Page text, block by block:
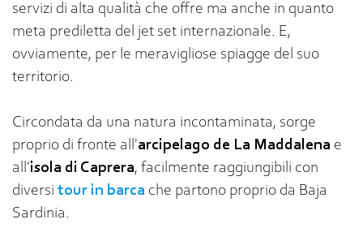
servizi di alta qualità che offre ma anche in quanto
meta prediletta del jet set internazionale. E,
ovviamente, per le meravigliose spiagge del suo
territorio.
Circondata da una natura incontaminata, sorge
proprio di fronte all'arcipelago de La Maddalena e
all'isola di Caprera, facilmente raggiungibili con
diversi tour in barca che partono proprio da Baja
Sardinia.